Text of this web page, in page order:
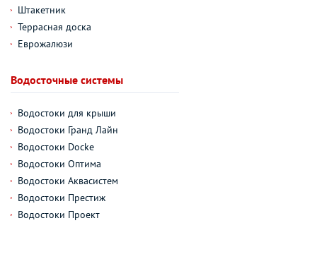
Штакетник
Террасная доска
Еврожалюзи
Водосточные системы
Водостоки для крыши
Водостоки Гранд Лайн
Водостоки Docke
Водостоки Оптима
Водостоки Аквасистем
Водостоки Престиж
Водостоки Проект